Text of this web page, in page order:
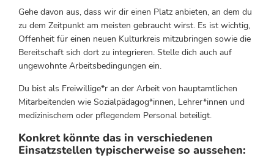
Gehe davon aus, dass wir dir einen Platz anbieten, an dem du
zu dem Zeitpunkt am meisten gebraucht wirst. Es ist wichtig,
Offenheit für einen neuen Kulturkreis mitzubringen sowie die
Bereitschaft sich dort zu integrieren. Stelle dich auch auf
ungewohnte Arbeitsbedingungen ein.
Du bist als Freiwillige*r an der Arbeit von hauptamtlichen
Mitarbeitenden wie Sozialpädagog*innen, Lehrer*innen und
medizinischem oder pflegendem Personal beteiligt.
Konkret könnte das in verschiedenen
Einsatzstellen typischerweise so aussehen: